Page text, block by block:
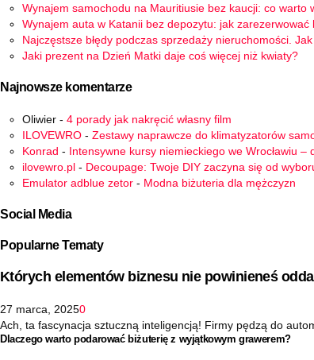
Wynajem samochodu na Mauritiusie bez kaucji: co warto
Wynajem auta w Katanii bez depozytu: jak zarezerwować
Najczęstsze błędy podczas sprzedaży nieruchomości.
Jaki prezent na Dzień Matki daje coś więcej niż kwiaty?
Najnowsze komentarze
Oliwier - 4 porady jak nakręcić własny film
ILOVEWRO - Zestawy naprawcze do klimatyzatorów
Konrad - Intensywne kursy niemieckiego we Wrocławiu
ilovewro.pl - Decoupage: Twoje DIY zaczyna się od
Emulator adblue zetor - Modna biżuteria dla mężczyzn
Social Media
Popularne Tematy
Których elementów biznesu nie powinieneś
27 marca, 20250
Ach, ta fascynacja sztuczną inteligencją! Firmy pędzą do
Dlaczego warto podarować biżuterię z wyjątkowym grawerem?